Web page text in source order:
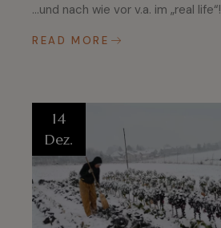
…und nach wie vor v.a. im „real life“!
READ MORE
14
Dez.